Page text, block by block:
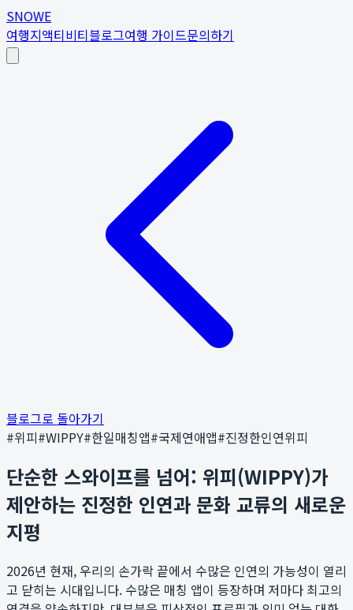
SNOWE
여행지액티비티블로그여행 가이드문의하기
블로그로 돌아가기
#위피#WIPPY#한일매칭앱#국제연애앱#진정한인연위피
단순한 스와이프를 넘어: 위피(WIPPY)가
제안하는 진정한 인연과 문화 교류의 새로운
지평
2026년 현재, 우리의 손가락 끝에서 수많은 인연의 가능성이 열리
고 닫히는 시대입니다. 수많은 매칭 앱이 등장하며 저마다 최고의